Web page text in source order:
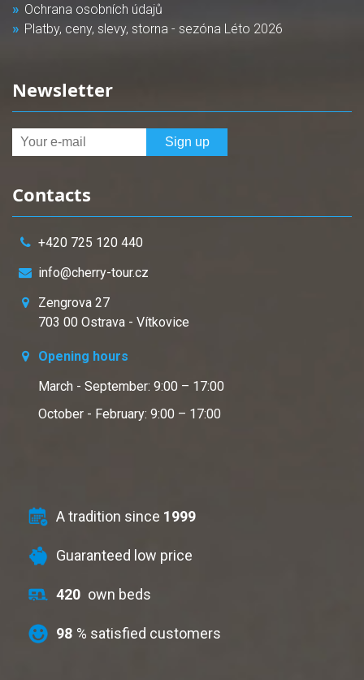
Ochrana osobních údajů
Platby, ceny, slevy, storna - sezóna Léto 2026
Newsletter
Contacts
+420 725 120 440
info@cherry-tour.cz
Zengrova 27
703 00 Ostrava - Vítkovice
Opening hours
March - September: 9:00 – 17:00
October - February: 9:00 – 17:00
A tradition since 1999
Guaranteed low price
420 own beds
98 % satisfied customers